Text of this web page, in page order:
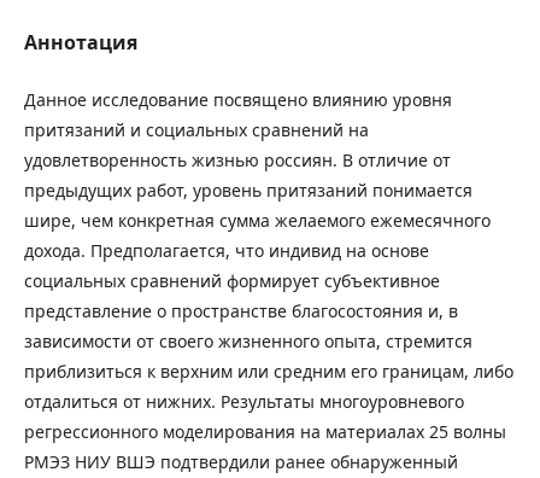
Аннотация
Данное исследование посвящено влиянию уровня
притязаний и социальных сравнений на
удовлетворенность жизнью россиян. В отличие от
предыдущих работ, уровень притязаний понимается
шире, чем конкретная сумма желаемого ежемесячного
дохода. Предполагается, что индивид на основе
социальных сравнений формирует субъективное
представление о пространстве благосостояния и, в
зависимости от своего жизненного опыта, стремится
приблизиться к верхним или средним его границам, либо
отдалиться от нижних. Результаты многоуровневого
регрессионного моделирования на материалах 25 волны
РМЭЗ НИУ ВШЭ подтвердили ранее обнаруженный